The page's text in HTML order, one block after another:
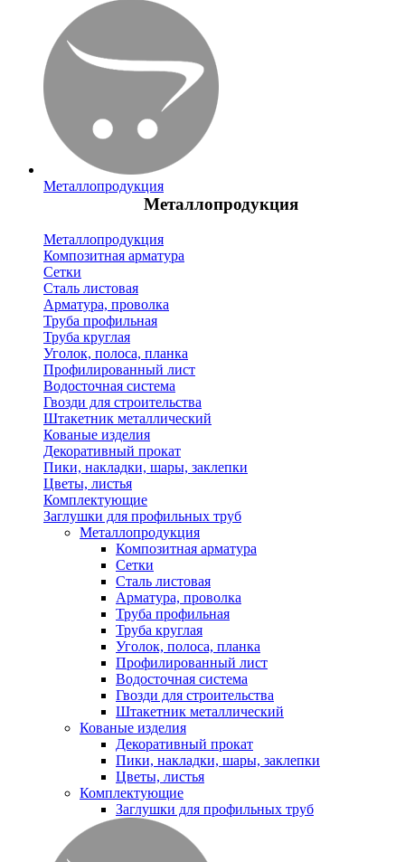
Металлопродукция
Металлопродукция
Металлопродукция
Композитная арматура
Сетки
Сталь листовая
Арматура, проволка
Труба профильная
Труба круглая
Уголок, полоса, планка
Профилированный лист
Водосточная система
Гвозди для строительства
Штакетник металлический
Кованые изделия
Декоративный прокат
Пики, накладки, шары, заклепки
Цветы, листья
Комплектующие
Заглушки для профильных труб
Металлопродукция
Композитная арматура
Сетки
Сталь листовая
Арматура, проволка
Труба профильная
Труба круглая
Уголок, полоса, планка
Профилированный лист
Водосточная система
Гвозди для строительства
Штакетник металлический
Кованые изделия
Декоративный прокат
Пики, накладки, шары, заклепки
Цветы, листья
Комплектующие
Заглушки для профильных труб